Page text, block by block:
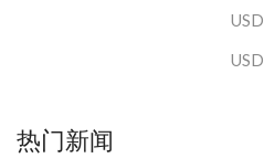
USD
USD
热门新闻